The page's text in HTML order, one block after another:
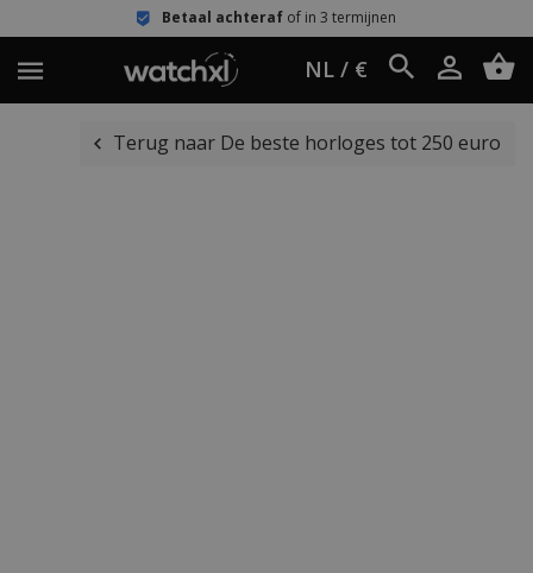
Betaal achteraf of in 3 termijnen
NL / €
Terug naar De beste horloges tot 250 euro